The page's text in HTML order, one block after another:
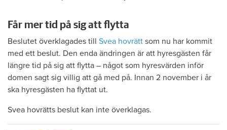
Får mer tid på sig att flytta
Beslutet överklagades till Svea hovrätt som nu har kommit
med ett beslut. Den enda ändringen är att hyresgästen får
längre tid på sig att flytta – något som hyresvärden inför
domen sagt sig villig att gå med på. Innan 2 november i år
ska hyresgästen ha flyttat ut.
Svea hovrätts beslut kan inte överklagas.